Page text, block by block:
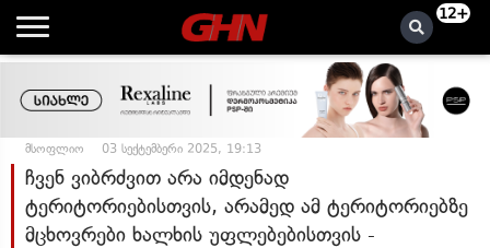
12+
მსოფლიო 03 სექტემბერი 2025, 19:13
ჩვენ ვიბრძვით არა იმდენად
ტერიტორიებისთვის, არამედ ამ ტერიტორიებზე
მცხოვრები ხალხის უფლებებისთვის -